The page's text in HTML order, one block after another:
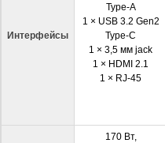
Интерфейсы
Type-A
1 × USB 3.2 Gen2
Type-C
1 × 3,5 мм jack
1 × HDMI 2.1
1 × RJ-45
170 Вт,